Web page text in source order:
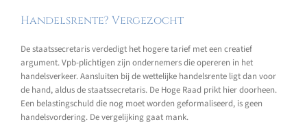
Handelsrente? Vergezocht
De staatssecretaris verdedigt het hogere tarief met een creatief
argument. Vpb-plichtigen zijn ondernemers die opereren in het
handelsverkeer. Aansluiten bij de wettelijke handelsrente ligt dan voor
de hand, aldus de staatssecretaris. De Hoge Raad prikt hier doorheen.
Een belastingschuld die nog moet worden geformaliseerd, is geen
handelsvordering. De vergelijking gaat mank.